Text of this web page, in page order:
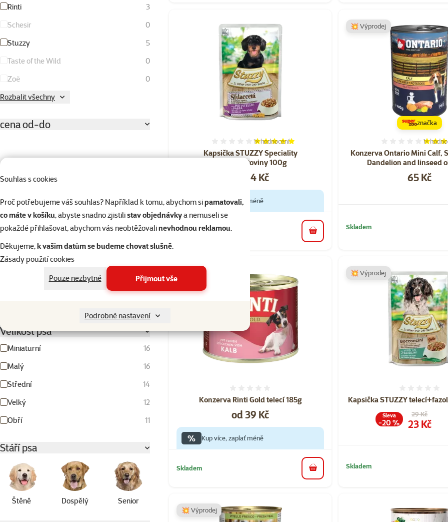
Souhlas s cookies
Proč potřebujeme váš souhlas? Například k tomu, abychom sipamatovali,
co máte v košíku, abyste snadno zjistilistav objednávkya nemuseli se
pokaždé přihlašovat, abychom vás neobtěžovalinevhodnou reklamou.
Děkujeme,k vašim datům se budeme chovat slušně.
Zásady použití cookies
Pouze nezbytné
Přijmout vše
Podrobné nastavení
Rinti
3
Schesir
0
Stuzzy
5
Taste of the Wild
0
Zoë
0
Rozbalit všechny
cena od-do
19 Kč
Hodnocení
Hodnocení 100%
7
Hodnocení 80%
Hodnocení 60%
Hodnocení 40%
0
Hodnocení 20%
0
Velikost psa
Miniaturní
16
Malý
16
Střední
14
Velký
12
Obří
11
Stáří psa
Štěně Dospělý Senior
Kapsička STUZZY Speciality
telecí+těstoviny 100g
Hodnocení 100%, počet hodnocení: 1
1×hodnocení
Cena
od 24 Kč
% Kup více, zaplať méně
Skladem do košíku
Konzerva Ontario Mini Calf,
Dandelion and linseed
1×
Cena
65 Kč
💥 Výprodej
značka
Skladem
Konzerva Rinti Gold telecí 185g
Cena
od 39 Kč
% Kup více, zaplať méně
Skladem do košíku
Kapsička STUZZY
Původní cena
29 Kč
Cena
23 Kč
Sleva
-20 %
💥 Výprodej
Skladem
💥 Výprodej